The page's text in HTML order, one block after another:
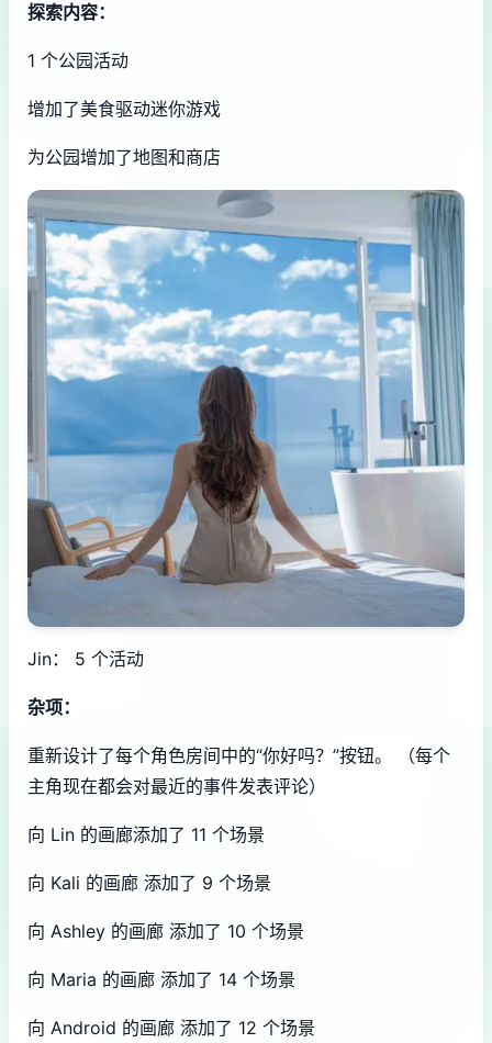
探索内容：
1 个公园活动
增加了美食驱动迷你游戏
为公园增加了地图和商店
Jin： 5 个活动
杂项：
重新设计了每个角色房间中的“你好吗？”按钮。 （每个
主角现在都会对最近的事件发表评论）
向 Lin 的画廊添加了 11 个场景
向 Kali 的画廊 添加了 9 个场景
向 Ashley 的画廊 添加了 10 个场景
向 Maria 的画廊 添加了 14 个场景
向 Android 的画廊 添加了 12 个场景